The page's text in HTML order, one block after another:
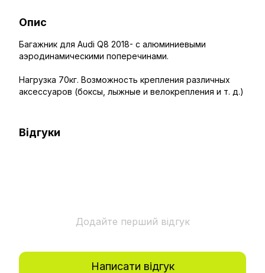
Опис
Багажник для Audi Q8 2018- с алюминиевыми
аэродинамическими поперечинами.
Нагрузка 70кг. Возможность крепления различных
аксессуаров (боксы, лыжные и велокрепления и т. д.)
Відгуки
Додайте перший відгук
Написати відгук